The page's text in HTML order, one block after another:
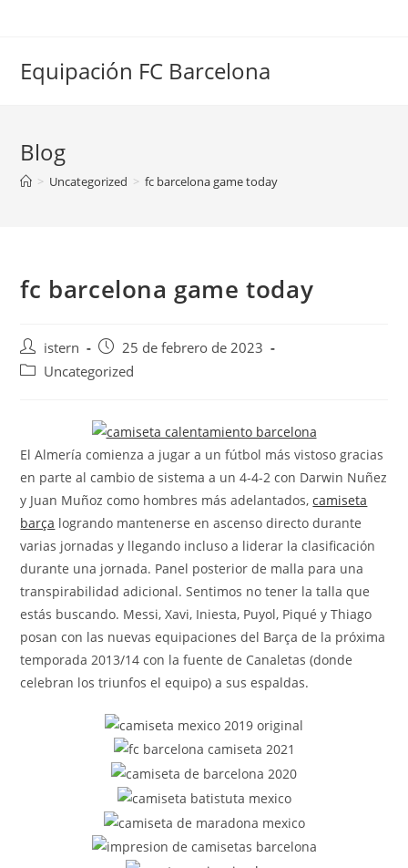
Equipación FC Barcelona
Blog
> Uncategorized > fc barcelona game today
fc barcelona game today
Autor
de
istern
Publicación
de
25 de febrero de 2023
Categoría
Uncategorized
El Almería comienza a jugar a un fútbol más vistoso gracias
en parte al cambio de sistema a un 4-4-2 con Darwin Nuñez
y Juan Muñoz como hombres más adelantados,camiseta
barça logrando mantenerse en ascenso directo durante
varias jornadas y llegando incluso a liderar la clasificación
durante una jornada. Panel posterior de malla para una
transpirabilidad adicional. Sentimos no tener la talla que
estás buscando. Messi, Xavi, Iniesta, Puyol, Piqué y Thiago
posan con las nuevas equipaciones del Barça de la próxima
temporada 2013/14 con la fuente de Canaletas (donde
celebran los triunfos el equipo) a sus espaldas.